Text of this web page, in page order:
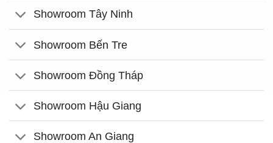
Showroom Tây Ninh
Showroom Bến Tre
Showroom Đồng Tháp
Showroom Hậu Giang
Showroom An Giang